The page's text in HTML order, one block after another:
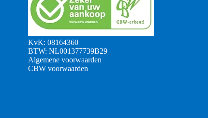
KvK: 08164360
BTW: NL001377739B29
Algemene voorwaarden
CBW voorwaarden